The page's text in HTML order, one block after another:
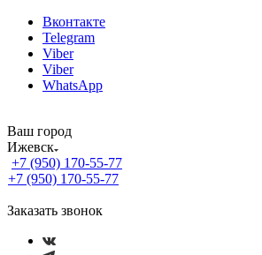
Вконтакте
Telegram
Viber
Viber
WhatsApp
Ваш город
Ижевск
+7 (950) 170-55-77
+7 (950) 170-55-77
Заказать звонок